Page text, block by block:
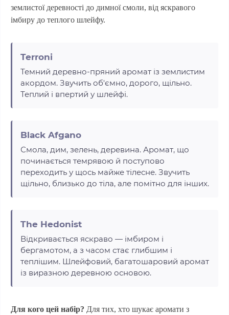
землистої деревності до димної смоли, від яскравого
імбиру до теплого шлейфу.
Terroni
Темний деревно-пряний аромат із землистим
акордом. Звучить об'ємно, дорого, щільно.
Теплий і впертий у шлейфі.
Black Afgano
Смола, дим, зелень, деревина. Аромат, що
починається темрявою й поступово
переходить у щось майже тілесне. Звучить
щільно, близько до тіла, але помітно для інших.
The Hedonist
Відкривається яскраво — імбиром і
бергамотом, а з часом стає глибшим і
теплішим. Шлейфовий, багатошаровий аромат
із виразною деревною основою.
Для кого цей набір? Для тих, хто шукає аромати з